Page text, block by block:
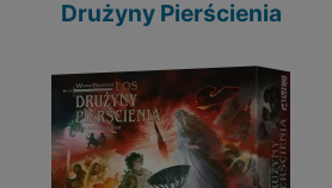
Drużyny Pierścienia